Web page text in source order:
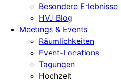
Besondere Erlebnisse
HVJ Blog
Meetings & Events
Räumlichkeiten
Event-Locations
Tagungen
Hochzeit